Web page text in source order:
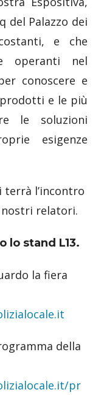
del Palazzo dei
e che
operanti nel
conoscere e
e le più
le soluzioni
esigenze
terrà l’incontro
nostri relatori.
lo stand L13.
la fiera
della
pr